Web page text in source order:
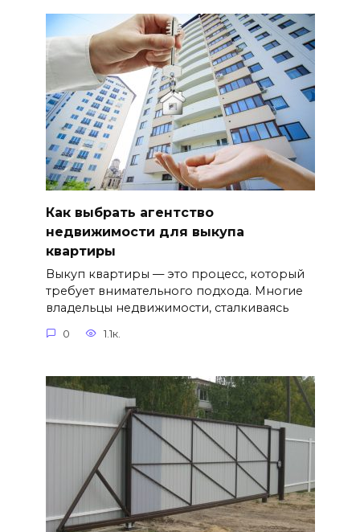
Как выбрать агентство
недвижимости для выкупа
квартиры
Выкуп квартиры — это процесс, который
требует внимательного подхода. Многие
владельцы недвижимости, сталкиваясь
0 1.1к.